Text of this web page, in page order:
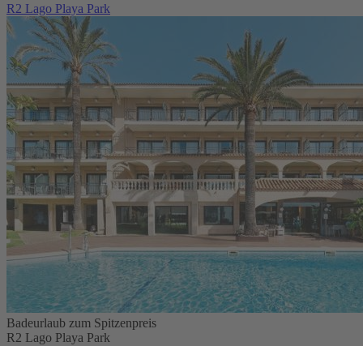
R2 Lago Playa Park
Badeurlaub zum Spitzenpreis
R2 Lago Playa Park